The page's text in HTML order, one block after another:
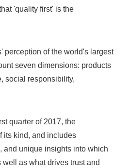
'quality first' is the
perception of the world's largest
seven dimensions: products
social responsibility,
quarter of 2017, the
its kind, and includes
and unique insights into which
as what drives trust and